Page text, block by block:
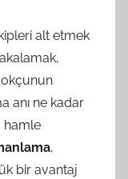
alt etmek
okçunun
anı ne kadar
hamle
,
bir avantaj